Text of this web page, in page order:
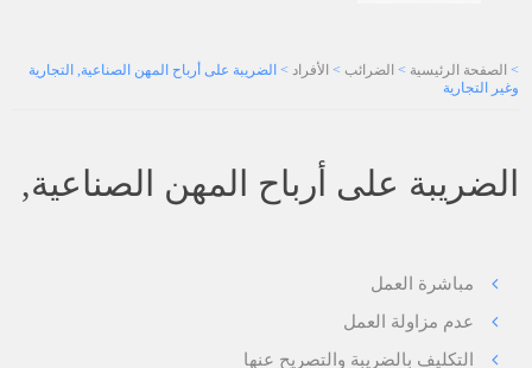
> الصفحة الرئيسية > الضرائب > الأفراد > الضريبة على أرباح المهن الصناعية, التجارية
وغير التجارية
الضريبة على أرباح المهن الصناعية,
مباشرة العمل
عدم مزاولة العمل
التكليف بالضريبة والتصريح عنها